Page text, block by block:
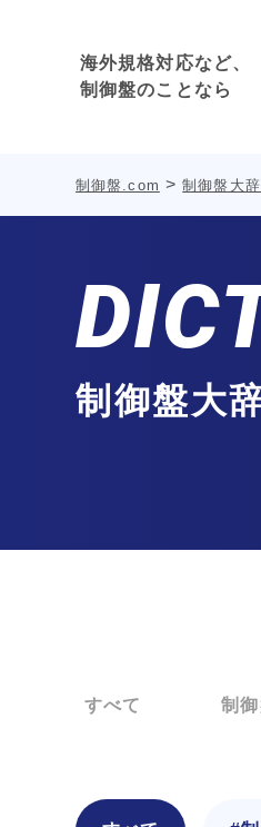
海外規格対応など、
制御盤のことなら
制御盤.com >制御盤大
制御盤大
すべて 制